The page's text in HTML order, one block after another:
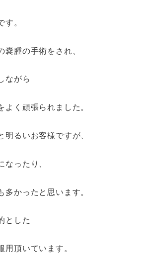
。
腫の手術をされ、
ながら
く頑張られました。
るいお客様ですが、
ったり、
かったと思います。
とした
頂いています。